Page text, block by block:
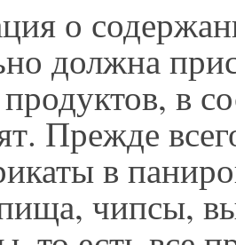
о
должна
продуктов, в
Прежде
в
чипсы,